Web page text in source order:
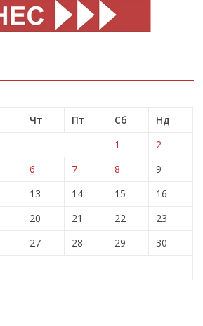
Чт Пт Сб
Нд
1
2
6 7 8
9
13 14 15
16
20 21 22
23
27 28 29
30